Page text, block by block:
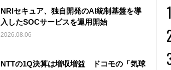
NRIセキュア、独自開発のAI統制基盤を導
入したSOCサービスを運用開始
2026.08.06
NTTの1Q決算は増収増益 ドコモの「気球